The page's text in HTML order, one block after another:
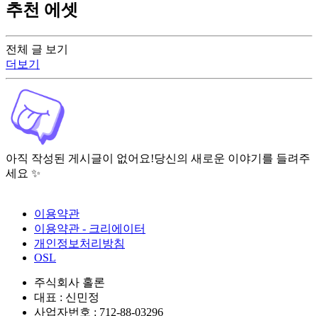
전체 글 보기
더보기
아직 작성된 게시글이 없어요!당신의 새로운 이야기를 들려주
세요 ✨
추천 에셋
이용약관
이용약관 - 크리에이터
개인정보처리방침
OSL
주식회사 홀론
대표 : 신민정
사업자번호 : 712-88-03296